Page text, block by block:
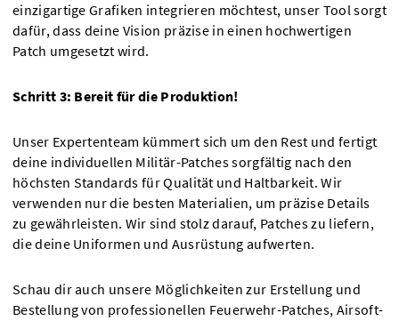
einzigartige Grafiken integrieren möchtest, unser Tool sorgt
dafür, dass deine Vision präzise in einen hochwertigen
Patch umgesetzt wird.
Schritt 3: Bereit für die Produktion!
Unser Expertenteam kümmert sich um den Rest und fertigt
deine individuellen Militär-Patches sorgfältig nach den
höchsten Standards für Qualität und Haltbarkeit. Wir
verwenden nur die besten Materialien, um präzise Details
zu gewährleisten. Wir sind stolz darauf, Patches zu liefern,
die deine Uniformen und Ausrüstung aufwerten.
Schau dir auch unsere Möglichkeiten zur Erstellung und
Bestellung von professionellen Feuerwehr-Patches, Airsoft-